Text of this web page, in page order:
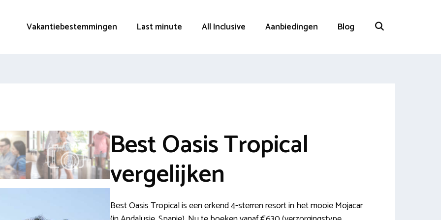
Vakantiebestemmingen Last minute All Inclusive Aanbiedingen Blog
Best Oasis Tropical
vergelijken
Best Oasis Tropical is een erkend 4-sterren resort in het mooie Mojacar